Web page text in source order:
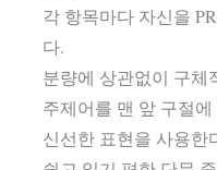
각 항목마다 자신을
다.
분량에 상관없이 구체
주제어를 맨 앞 구절
신선한 표현을 사용한